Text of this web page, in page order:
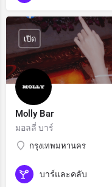
Molly Bar
มอลลี่ บาร์
กรุงเทพมหานคร
เปิด
บาร์และคลับ